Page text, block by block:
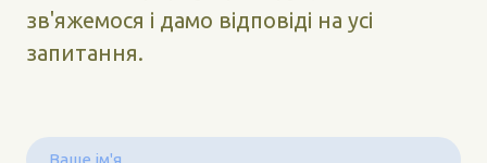
зв'яжемося і дамо відповіді на усі
запитання.